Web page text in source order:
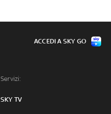
Servizi:
SKY TV
ACCEDI A SKY GO